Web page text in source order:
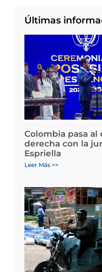
Últimas
Colombia pasa
derecha con la
Espriella
Leer Más >>